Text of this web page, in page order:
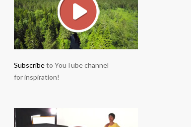
Subscribeto YouTube channel
for inspiration!